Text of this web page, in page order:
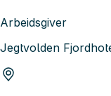
Arbeidsgiver
Jegtvolden